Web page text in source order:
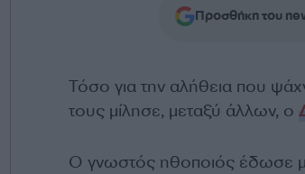
Προσθήκη του
Τόσο για την αλήθεια που
τους μίλησε, μεταξύ άλλων, ο
Ο γνωστός ηθοποιός έδωσε